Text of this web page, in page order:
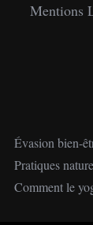
Mentions
Évasion bien-
Pratiques
Comment le